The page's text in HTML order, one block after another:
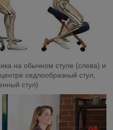
на обычном стуле (слева) и
седлообразный стул,
стул)